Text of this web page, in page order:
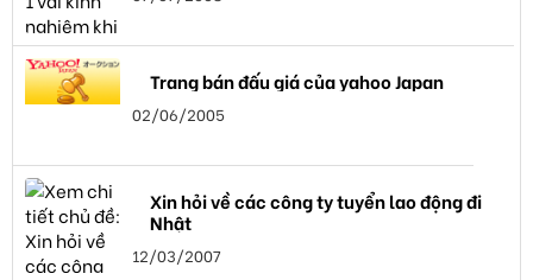
Trang bán đấu giá của yahoo Japan
02/06/2005
Xin hỏi về các công ty tuyển lao động đi
Nhật
12/03/2007